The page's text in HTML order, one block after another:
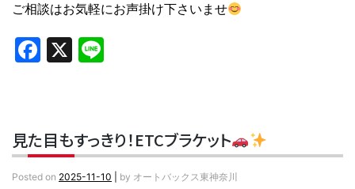
ご相談はお気軽にお声掛け下さいませ
Facebook
X
見た目もすっきり！ETCブラケット
Posted on 2025-11-10 by オートバックス東神奈川